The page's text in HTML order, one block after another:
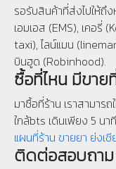
รอรับสินค้าที่ส่งไปให้ถึ
เอมเอส (EMS), เคอรี่
taxi), ไลน์แมน
บินฮูด (Robinhood).
ซื้อที่ไหน มีขาย
มาซื้อที่ร้าน เราสามาร
ใกล้bts เดินเพียง 5 นา
แผนที่ร้าน ขายยา ย่งเ
ติดต่อสอบถา